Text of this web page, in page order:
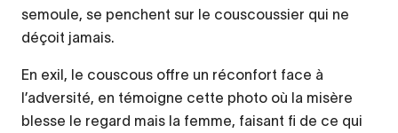
semoule, se penchent sur le couscoussier qui ne
déçoit jamais.
En exil, le couscous offre un réconfort face à
l’adversité, en témoigne cette photo où la misère
blesse le regard mais la femme, faisant fi de ce qui